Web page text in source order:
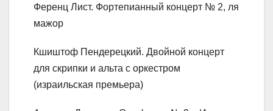
Ференц Лист. Фортепианный концерт № 2, ля
мажор
Кшиштоф Пендерецкий. Двойной концерт
для скрипки и альта с оркестром
(израильская премьера)